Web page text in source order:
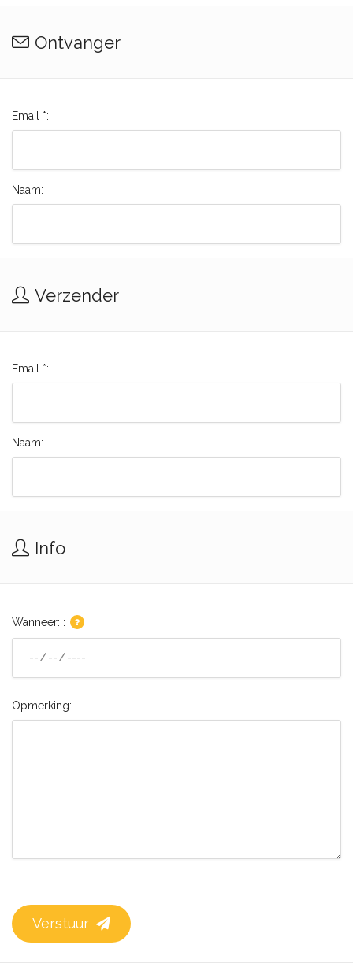
Ontvanger
Email *:
Naam:
Verzender
Email *:
Naam:
Info
Wanneer: :
Opmerking:
Verstuur